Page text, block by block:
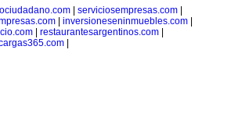
| serviciosempresas.com|
| inversioneseninmuebles.com|
| restaurantesargentinos.com|